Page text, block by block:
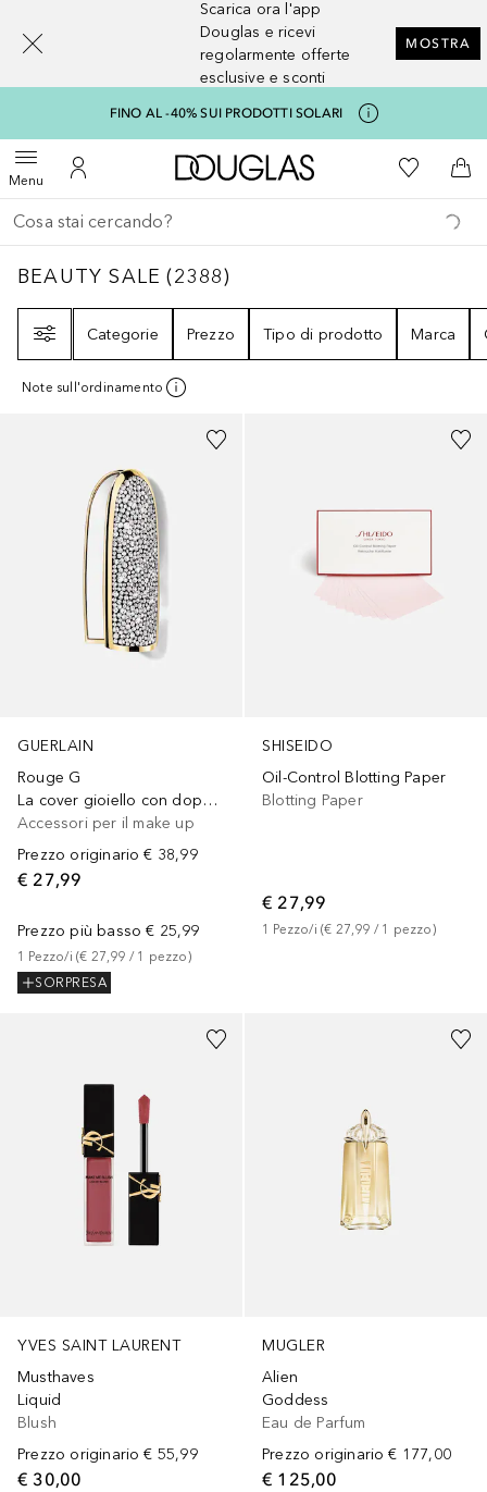
Scarica ora l'app
Douglas e ricevi
regolarmente offerte
esclusive e sconti
MOSTRA
FINO AL -40% SUI PRODOTTI SOLARI
MenuApri menuAl Mio Account
A Douglas HomeAlla Mia
Al
Torna indietro
Esegui ricerca
BEAUTY SALE2388
BEAUTY SALE (2388)
Categorie
Prezzo Tipo di prodotto Marca
Note sull'ordinamento
GUERLAIN
Rouge G
La cover gioiello con doppio specchio
Accessori per il make up
Prezzo originario € 38,99
€ 27,99
Prezzo più basso € 25,99
1 Pezzo/i (€ 27,99 / 1 pezzo)
SORPRESA
+10 Sponsorizzato
SHISEIDO
Oil-Control Blotting Paper
Blotting Paper
€ 27,99
1 Pezzo/i (€ 27,99 / 1 pezzo)
YVES SAINT LAURENT
Musthaves
Liquid
Blush
Prezzo originario € 55,99
€ 30,00
+4
MUGLER
Alien
Goddess
Eau de Parfum
Prezzo originario € 177,00
€ 125,00
[navigation.slideout.screenreader]